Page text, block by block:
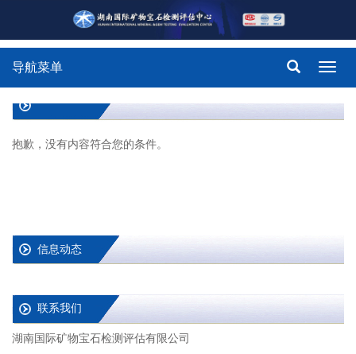
导航菜单
抱歉，没有内容符合您的条件。
信息动态
联系我们
湖南国际矿物宝石检测评估有限公司